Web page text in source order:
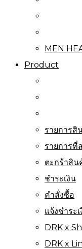
MEN
Product
รายการสิ
รายการที่
ตะกร้าสิน
ชำระเงิน
คำสั่งซื้อ
แจ้งชำระ
DRK x
DRK x